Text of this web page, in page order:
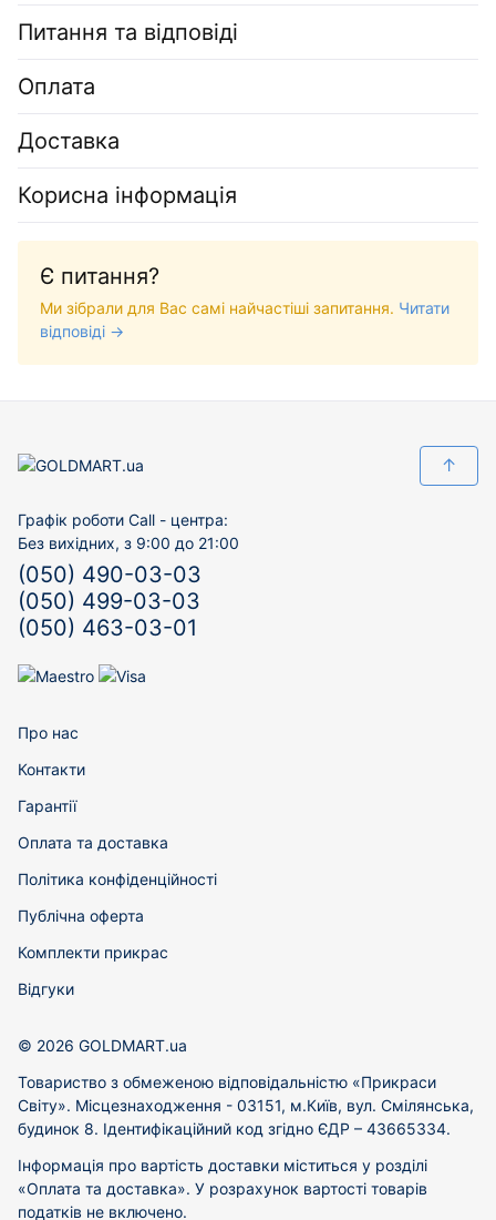
Питання та відповіді
Оплата
Доставка
Корисна інформація
Є питання?
Ми зібрали для Вас самі найчастіші запитання. Читати
відповіді →
↑
Графік роботи Call - центра:
Без вихідних, з 9:00 до 21:00
(050) 490-03-03
(050) 499-03-03
(050) 463-03-01
Про нас
Контакти
Гарантії
Оплата та доставка
Політика конфіденційності
Публічна оферта
Комплекти прикрас
Відгуки
© 2026 GOLDMART.ua
Товариство з обмеженою відповідальністю «Прикраси
Світу». Місцезнаходження - 03151, м.Київ, вул. Смілянська,
будинок 8. Ідентифікаційний код згідно ЄДР – 43665334.
Інформація про вартість доставки міститься у розділі
«Оплата та доставка». У розрахунок вартості товарів
податків не включено.